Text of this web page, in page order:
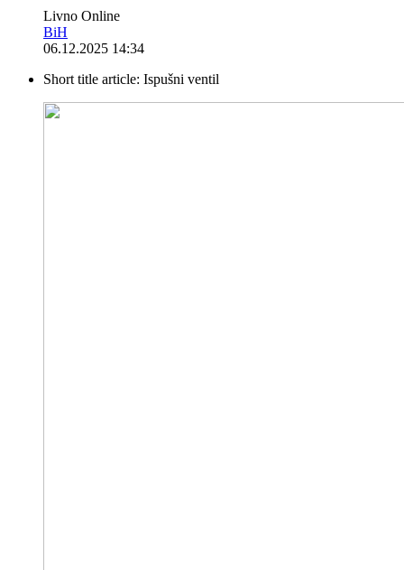
Livno Online
BiH
06.12.2025 14:34
Short title article: Ispušni ventil